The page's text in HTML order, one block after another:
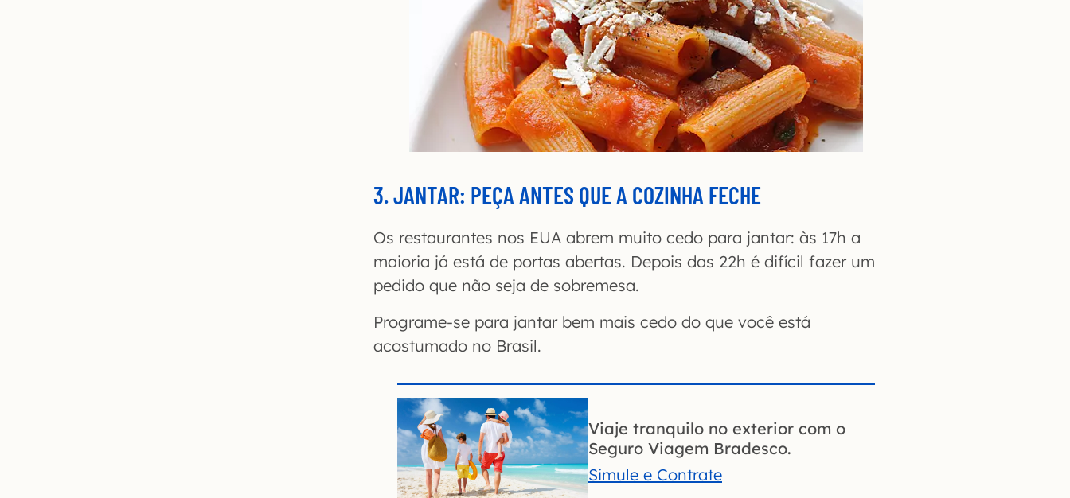
3. JANTAR: PEÇA ANTES QUE A COZINHA FECHE
Os restaurantes nos EUA abrem muito cedo para jantar: às 17h a
maioria já está de portas abertas. Depois das 22h é difícil fazer um
pedido que não seja de sobremesa.
Programe-se para jantar bem mais cedo do que você está
acostumado no Brasil.
Viaje tranquilo no exterior com o
Seguro Viagem Bradesco.
Simule e Contrate